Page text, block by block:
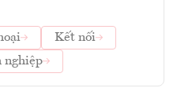
Kết nối
nghiệp